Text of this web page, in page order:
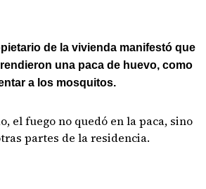
de la vivienda manifestó que
una paca de huevo, como
a los mosquitos.
el fuego no quedó en la paca, sino
partes de la residencia.